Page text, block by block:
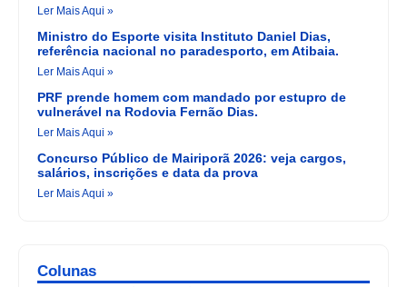
Ler Mais Aqui »
Ministro do Esporte visita Instituto Daniel Dias,
referência nacional no paradesporto, em Atibaia.
Ler Mais Aqui »
PRF prende homem com mandado por estupro de
vulnerável na Rodovia Fernão Dias.
Ler Mais Aqui »
Concurso Público de Mairiporã 2026: veja cargos,
salários, inscrições e data da prova
Ler Mais Aqui »
Colunas